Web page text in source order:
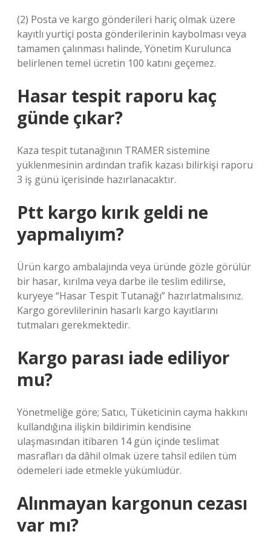
(2) Posta ve kargo gönderileri hariç olmak üzere
kayıtlı yurtiçi posta gönderilerinin kaybolması veya
tamamen çalınması halinde, Yönetim Kurulunca
belirlenen temel ücretin 100 katını geçemez.
Hasar tespit raporu kaç
günde çıkar?
Kaza tespit tutanağının TRAMER sistemine
yüklenmesinin ardından trafik kazası bilirkişi raporu
3 iş günü içerisinde hazırlanacaktır.
Ptt kargo kırık geldi ne
yapmalıyım?
Ürün kargo ambalajında ​​veya üründe gözle görülür
bir hasar, kırılma veya darbe ile teslim edilirse,
kuryeye “Hasar Tespit Tutanağı” hazırlatmalısınız.
Kargo görevlilerinin hasarlı kargo kayıtlarını
tutmaları gerekmektedir.
Kargo parası iade ediliyor
mu?
Yönetmeliğe göre; Satıcı, Tüketicinin cayma hakkını
kullandığına ilişkin bildirimin kendisine
ulaşmasından itibaren 14 gün içinde teslimat
masrafları da dâhil olmak üzere tahsil edilen tüm
ödemeleri iade etmekle yükümlüdür.
Alınmayan kargonun cezası
var mı?